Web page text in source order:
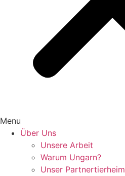
Menu
Über Uns
Unsere Arbeit
Warum Ungarn?
Unser Partnertierheim